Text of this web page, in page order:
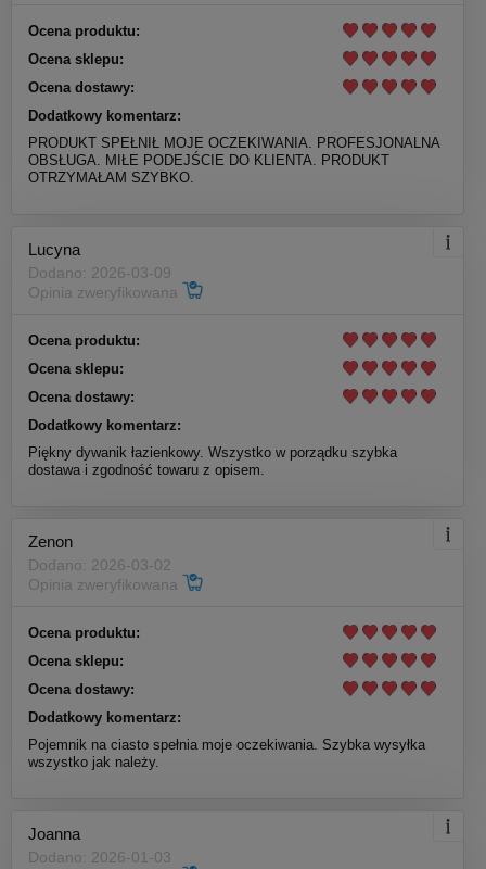
Ocena produktu:
Ocena sklepu:
Ocena dostawy:
Dodatkowy komentarz:
PRODUKT SPEŁNIŁ MOJE OCZEKIWANIA. PROFESJONALNA
OBSŁUGA. MIŁE PODEJŚCIE DO KLIENTA. PRODUKT
OTRZYMAŁAM SZYBKO.
Lucyna
Dodano: 2026-03-09
Opinia zweryfikowana
Ocena produktu:
Ocena sklepu:
Ocena dostawy:
Dodatkowy komentarz:
Piękny dywanik łazienkowy. Wszystko w porządku szybka
dostawa i zgodność towaru z opisem.
Zenon
Dodano: 2026-03-02
Opinia zweryfikowana
Ocena produktu:
Ocena sklepu:
Ocena dostawy:
Dodatkowy komentarz:
Pojemnik na ciasto spełnia moje oczekiwania. Szybka wysyłka
wszystko jak należy.
Joanna
Dodano: 2026-01-03